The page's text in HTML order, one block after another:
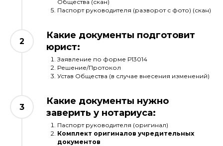
Общества (скан)
Паспорт руководителя (разворот с фото) (скан)
Какие документы подготовит
юрист:
Заявление по форме Р13014
Решение/Протокол
Устав Общества (в случае внесения изменений)
Какие документы нужно
заверить у нотариуса:
Паспорт руководителя (оригинал)
Комплект оригиналов учредительных
документов